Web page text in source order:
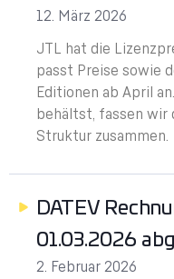
12. März 2026
JTL hat die
passt Preise sowie
Editionen ab April
behältst, fassen wir
Struktur zusammen.
DATEV
01.03.2026
2. Februar 2026